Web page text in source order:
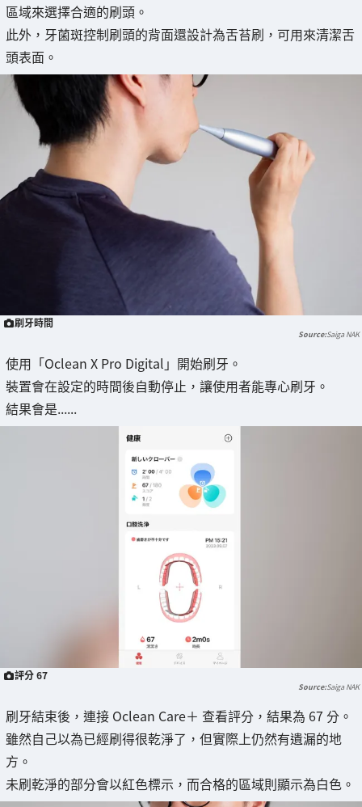
區域來選擇合適的刷頭。
此外，牙菌斑控制刷頭的背面還設計為舌苔刷，可用來清潔舌
頭表面。
刷牙時間
Saiga NAK
使用「Oclean X Pro Digital」開始刷牙。
裝置會在設定的時間後自動停止，讓使用者能專心刷牙。
結果會是......
評分 67
Saiga NAK
刷牙結束後，連接 Oclean Care＋ 查看評分，結果為 67 分。
雖然自己以為已經刷得很乾淨了，但實際上仍然有遺漏的地
方。
未刷乾淨的部分會以紅色標示，而合格的區域則顯示為白色。